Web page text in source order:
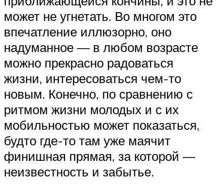
может не угнетать. Во многом это
впечатление иллюзорно, оно
надуманное — в любом возрасте
можно прекрасно радоваться
жизни, интересоваться чем-то
новым. Конечно, по сравнению с
ритмом жизни молодых и с их
мобильностью может показаться,
будто где-то там уже маячит
финишная прямая, за которой —
неизвестность и забытье.